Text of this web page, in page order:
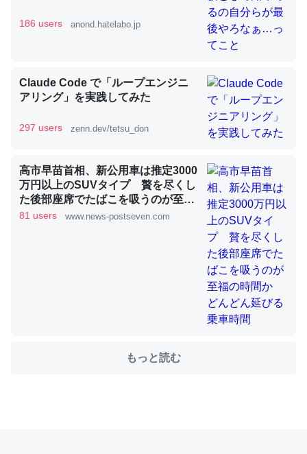
論文では「淡水はカルシウムも酸素も不足してて両方に不
利だから両方が拮抗してるのでは」とあって面白い。海に
ずキチンを強化してる筈だが、酵素が違うのか？
─ニュース :: 【研究発表】昆虫学の大問題＝「昆虫はなぜ海にいな
いのか」に関する新仮説
これを元に考えるとカルシウムを大量に使う脊椎動物と貝
類は苦労してるんだな…。腹足類だと殻を無くしてナメク
─ニュース :: 【研究発表】昆虫学の大問題＝「昆虫はなぜ海にいな
ちぼちRingも置こうかと画策中。あと、Googleマップで
186 users anond.hatelabo.jp
Claude Code で「ループエンジニ
アリング」を実践してみた
297 users zenn.dev/tetsu_don
高市早苗首相、新公用車は推定3000
万円以上のSUVタイプ 贅を尽くし
た後部座席でたばこを吸うのが至福
の時間か どんどん延びる乗車時間
81 users www.news-postseven.com
もっと読む